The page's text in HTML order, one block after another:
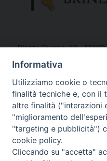
Piazza Duomo, 12 -
Tel 0831.521958
Fax 0831.528315
Orari Curia
Mar. / Mer. / Giov. ore 9 -
nei mesi estivi solo Martedì
Informativa
Utilizziamo cookie o
finalità tecniche e, con il
altre finalità ("interazioni
"miglioramento
"targeting e pubblicità")
cookie policy.
Cliccando su "accetta"